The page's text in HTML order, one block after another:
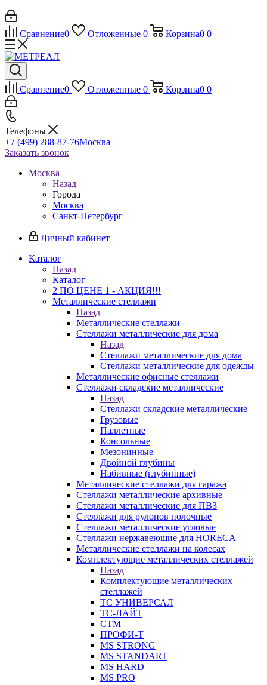
Сравнение0 Отложенные 0 Корзина0 0
Сравнение0 Отложенные 0 Корзина0 0
Телефоны
+7 (499) 288-87-76Москва
Заказать звонок
Москва
Назад
Города
Москва
Санкт-Петербург
Личный кабинет
Каталог
Назад
Каталог
2 ПО ЦЕНЕ 1 - АКЦИЯ!!!
Металлические стеллажи
Назад
Металлические стеллажи
Стеллажи металлические для дома
Назад
Стеллажи металлические для дома
Стеллажи металлические для одежды
Металлические офисные стеллажи
Стеллажи складские металлические
Назад
Стеллажи складские металлические
Грузовые
Паллетные
Консольные
Мезонинные
Двойной глубины
Набивные (глубинные)
Металлические стеллажи для гаража
Стеллажи металлические архивные
Стеллажи металлические для ПВЗ
Стеллажи для рулонов полочные
Стеллажи металлические угловые
Стеллажи нержавеющие для HORECA
Металлические стеллажи на колесах
Комплектующие металлических стеллажей
Назад
Комплектующие металлических
стеллажей
ТС УНИВЕРСАЛ
ТС-ЛАЙТ
СТМ
ПРОФИ-Т
MS STRONG
MS STANDART
MS HARD
MS PRO